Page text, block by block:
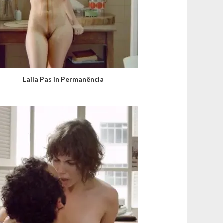
Laila Pas in Permanência